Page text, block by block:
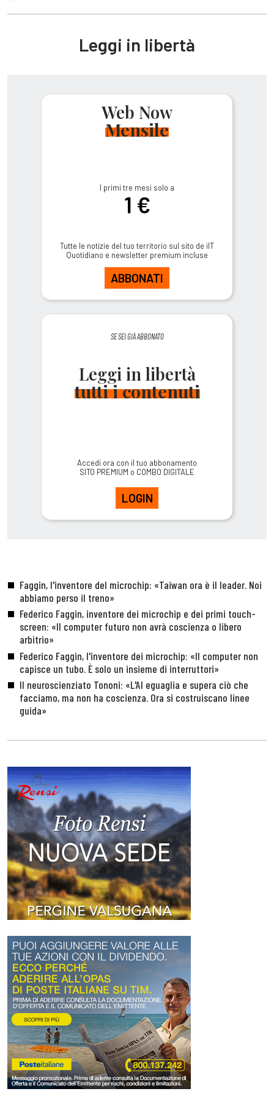
Leggi in libertà
Web Now
Mensile
I primi tre mesi solo a
1 €
Tutte le notizie del tuo territorio sul sito de ilT
Quotidiano e newsletter premium incluse
ABBONATI
SE SEI GIÀ ABBONATO
Leggi in libertà
tutti i contenuti
Accedi ora con il tuo abbonamento
SITO PREMIUM o COMBO DIGITALE
LOGIN
Faggin, l'inventore del microchip: «Taiwan ora è il leader. Noi
abbiamo perso il treno»
Federico Faggin, inventore dei microchip e dei primi touch-
screen: «Il computer futuro non avrà coscienza o libero
arbitrio»
Federico Faggin, l'inventore dei microchip: «Il computer non
capisce un tubo. È solo un insieme di interruttori»
Il neuroscienziato Tononi: «L'AI eguaglia e supera ciò che
facciamo, ma non ha coscienza. Ora si costruiscano linee
guida»